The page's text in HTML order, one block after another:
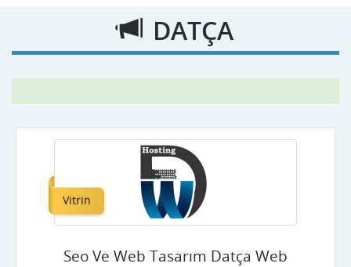
DATÇA
Vitrin
Seo Ve Web Tasarım Datça Web